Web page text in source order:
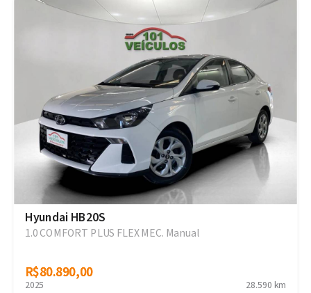
Hyundai HB20S
1.0 COMFORT PLUS FLEX MEC. Manual
R$80.890,00
R$80.890,00
2025 28.590 km